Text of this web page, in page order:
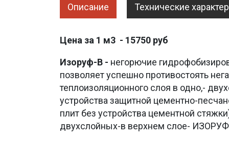
Описание Технические
Цена за 1 м3 - 15750 руб
Изоруф-В - негорючие
позволяет успешно противостоять
теплоизоляционного слоя в одно,-
устройства защитной цементно-
плит без устройства цементной
двухслойных-в верхнем слое-